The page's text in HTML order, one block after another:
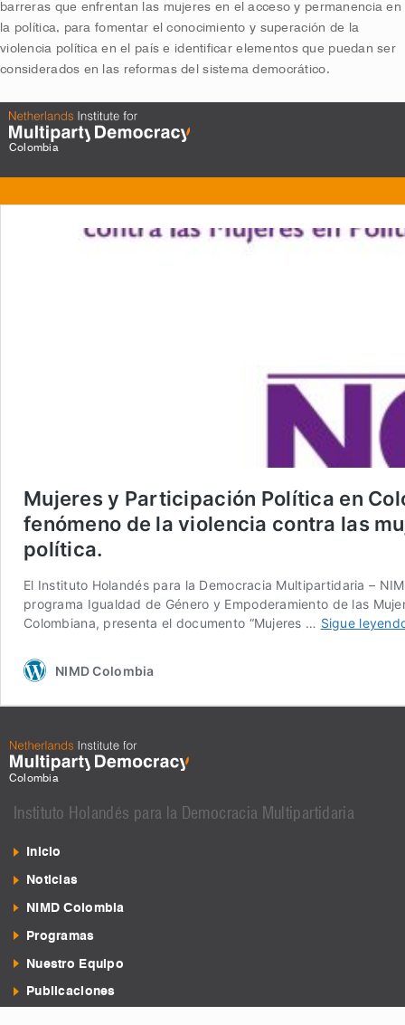
barreras que enfrentan las mujeres en el acceso y permanencia en
la política, para fomentar el conocimiento y superación de la
violencia política en el país e identificar elementos que puedan ser
considerados en las reformas del sistema democrático.